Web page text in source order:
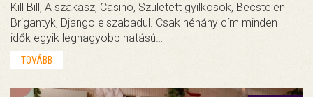
Kill Bill, A szakasz, Casino, Született gyilkosok, Becstelen
Brigantyk, Django elszabadul. Csak néhány cím minden
idők egyik legnagyobb hatású…
TOVÁBB